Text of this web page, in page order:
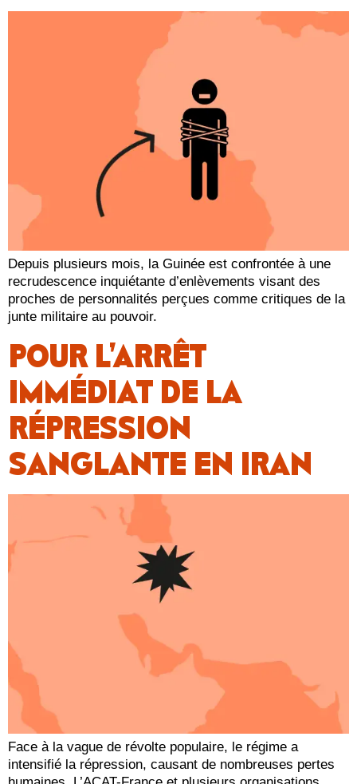
Depuis plusieurs mois, la Guinée est confrontée à une
recrudescence inquiétante d’enlèvements visant des
proches de personnalités perçues comme critiques de la
junte militaire au pouvoir.
POUR L’ARRÊT
IMMÉDIAT DE LA
RÉPRESSION
SANGLANTE EN IRAN
Face à la vague de révolte populaire, le régime a
intensifié la répression, causant de nombreuses pertes